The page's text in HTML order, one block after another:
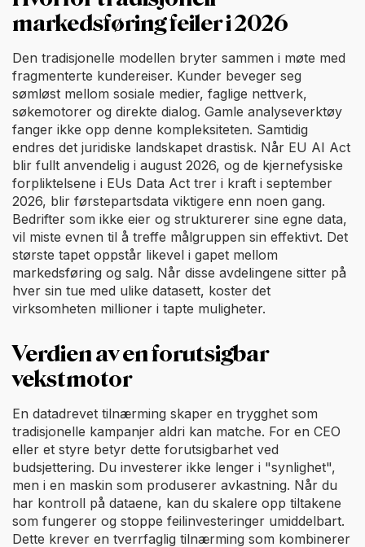
markedsføring feiler i 2026
Den tradisjonelle modellen bryter sammen i møte med
fragmenterte kundereiser. Kunder beveger seg
sømløst mellom sosiale medier, faglige nettverk,
søkemotorer og direkte dialog. Gamle analyseverktøy
fanger ikke opp denne kompleksiteten. Samtidig
endres det juridiske landskapet drastisk. Når EU AI Act
blir fullt anvendelig i august 2026, og de kjernefysiske
forpliktelsene i EUs Data Act trer i kraft i september
2026, blir førstepartsdata viktigere enn noen gang.
Bedrifter som ikke eier og strukturerer sine egne data,
vil miste evnen til å treffe målgruppen sin effektivt. Det
største tapet oppstår likevel i gapet mellom
markedsføring og salg. Når disse avdelingene sitter på
hver sin tue med ulike datasett, koster det
virksomheten millioner i tapte muligheter.
Verdien av en forutsigbar
vekstmotor
En datadrevet tilnærming skaper en trygghet som
tradisjonelle kampanjer aldri kan matche. For en CEO
eller et styre betyr dette forutsigbarhet ved
budsjettering. Du investerer ikke lenger i "synlighet",
men i en maskin som produserer avkastning. Når du
har kontroll på dataene, kan du skalere opp tiltakene
som fungerer og stoppe feilinvesteringer umiddelbart.
Dette krever en tverrfaglig tilnærming som kombinerer